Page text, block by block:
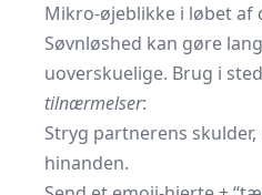
Mikro-øjeblikke i løbet af
Søvnløshed kan gøre
uoverskuelige. Brug i
tilnærmelser:
Stryg partnerens
hinanden.